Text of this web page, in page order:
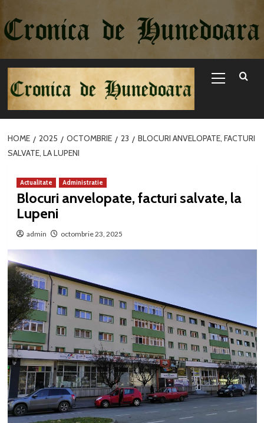
la
conținut
Menu
HOME 2025 OCTOMBRIE 23
BLOCURI ANVELOPATE, FACTURI
SALVATE, LA LUPENI
Actualitate Administratie
Blocuri anvelopate, facturi salvate, la
Lupeni
admin octombrie 23, 2025